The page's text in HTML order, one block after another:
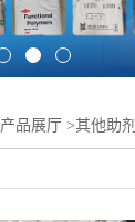
产品展厅 >其他助剂